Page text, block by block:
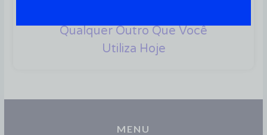
Qualquer Outro Que Você
Utiliza Hoje
MENU